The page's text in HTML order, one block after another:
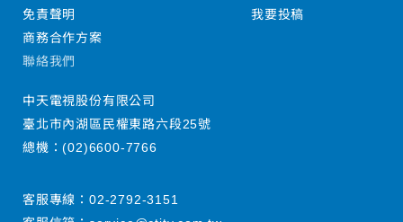
免責聲明
商務合作方案
我要投稿
聯絡我們
中天電視股份有限公司
臺北市內湖區民權東路六段25號
總機：(02)6600-7766
客服專線： 02-2792-3151